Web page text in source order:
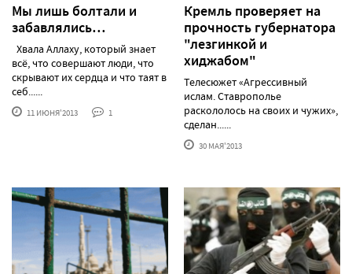
Мы лишь болтали и
забавлялись…
Хвала Аллаху, который знает
всё, что совершают люди, что
скрывают их сердца и что таят в
себ......
11 ИЮНЯ'2013 1
Кремль проверяет на
прочность губернатора
"лезгинкой и
хиджабом"
Телесюжет «Агрессивный
ислам. Ставрополье
раскололось на своих и чужих»,
сделан......
30 МАЯ'2013